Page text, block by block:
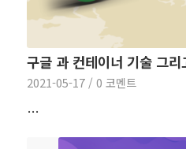
구글 과 컨테이너 기술 그리
2021-05-17 / 0 코멘트
…